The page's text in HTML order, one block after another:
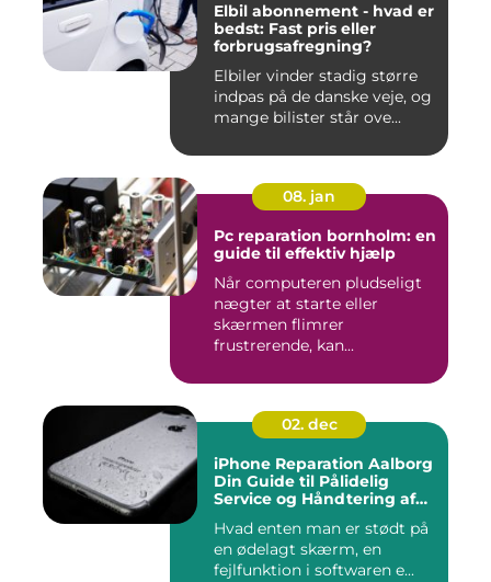
Elbil abonnement - hvad er
bedst: Fast pris eller
forbrugsafregning?
Elbiler vinder stadig større
indpas på de danske veje, og
mange bilister står ove...
08. jan
Pc reparation bornholm: en
guide til effektiv hjælp
Når computeren pludseligt
nægter at starte eller
skærmen flimrer
frustrerende, kan...
02. dec
iPhone Reparation Aalborg
Din Guide til Pålidelig
Service og Håndtering af
Hvad enten man er stødt på
en ødelagt skærm, en
fejlfunktion i softwaren e...